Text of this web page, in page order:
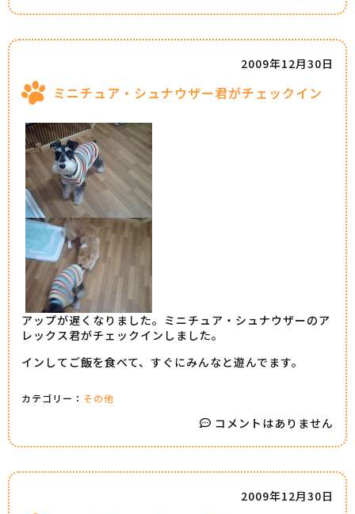
ミニチュア・シュナウザー君がチェックイン
2009年12月30日
アップが遅くなりました。ミニチュア・シュナウザーのア
レックス君がチェックインしました。
インしてご飯を食べて、すぐにみんなと遊んでます。
カテゴリー： その他
コメントはありません
2009年12月30日